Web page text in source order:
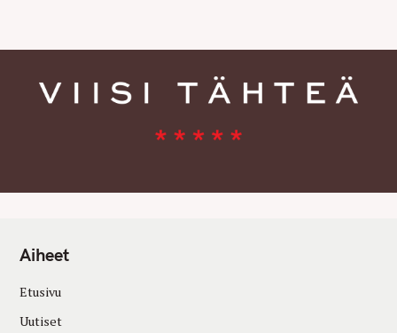
Aiheet
Etusivu
Uutiset